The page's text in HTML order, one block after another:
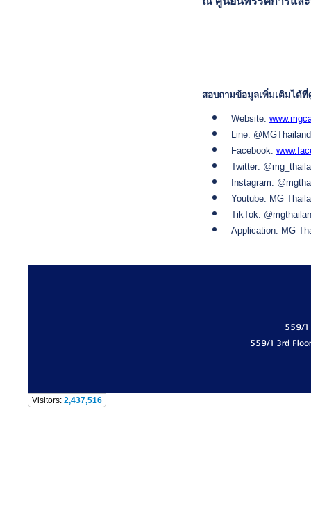
สอบถามข้อมูลเพิ่มเติมได้ที่
Website:
Line: @MGThailand
Facebook:
Twitter:
Instagram:
Youtube: MG
TikTok:
Application: MG
559/
559/1 3rd
Visitors: 2,437,516